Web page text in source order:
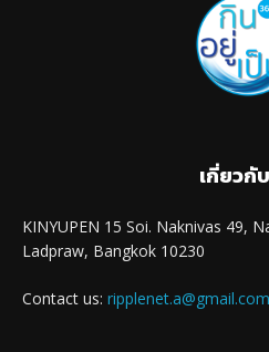
เกี่ยวกั
KINYUPEN 15 Soi. Naknivas 49,
Ladpraw, Bangkok 10230
Contact us: ripplenet.a@gmail.com